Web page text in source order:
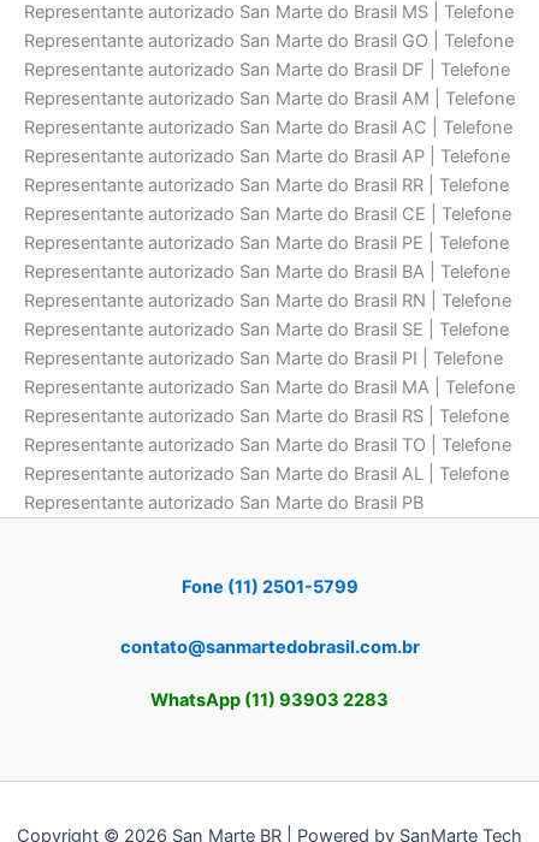
Representante autorizado San Marte do Brasil MS | Telefone
Representante autorizado San Marte do Brasil GO | Telefone
Representante autorizado San Marte do Brasil DF | Telefone
Representante autorizado San Marte do Brasil AM | Telefone
Representante autorizado San Marte do Brasil AC | Telefone
Representante autorizado San Marte do Brasil AP | Telefone
Representante autorizado San Marte do Brasil RR | Telefone
Representante autorizado San Marte do Brasil CE | Telefone
Representante autorizado San Marte do Brasil PE | Telefone
Representante autorizado San Marte do Brasil BA | Telefone
Representante autorizado San Marte do Brasil RN | Telefone
Representante autorizado San Marte do Brasil SE | Telefone
Representante autorizado San Marte do Brasil PI | Telefone
Representante autorizado San Marte do Brasil MA | Telefone
Representante autorizado San Marte do Brasil RS | Telefone
Representante autorizado San Marte do Brasil TO | Telefone
Representante autorizado San Marte do Brasil AL | Telefone
Representante autorizado San Marte do Brasil PB
Fone (11) 2501-5799
contato@sanmartedobrasil.com.br
WhatsApp (11) 93903 2283
Copyright © 2026 San Marte BR | Powered by SanMarte Tech